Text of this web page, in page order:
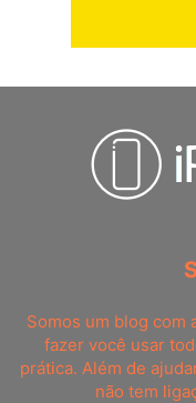
Somos um blog com
fazer você usar
prática. Além de
não tem